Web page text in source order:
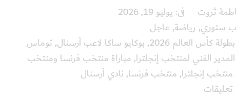
ثروت فى: يوليو 19, 2026
ستوري, رياضة, عاجل
بطولة كأس العالم 2026 , بوكايو ساكا لاعب آرسنال, توماس
الفني لمنتخب إنجلترا, مباراة منتخب فرنسا ومنتخب
منتخب إنجلترا, منتخب فرنسا, نادي آرسنال
تعليقات